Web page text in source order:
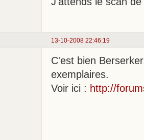
13-10-2008 22:46:19
C'est bien
exemplaires.
Voir ici : http://